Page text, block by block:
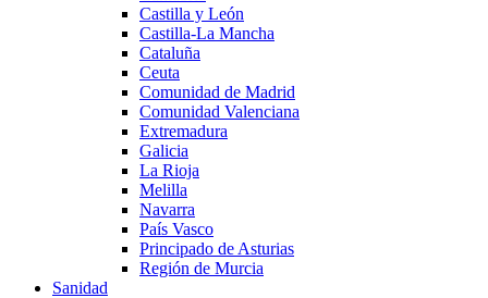
Castilla y León
Castilla-La Mancha
Cataluña
Ceuta
Comunidad de Madrid
Comunidad Valenciana
Extremadura
Galicia
La Rioja
Melilla
Navarra
País Vasco
Principado de Asturias
Región de Murcia
Sanidad